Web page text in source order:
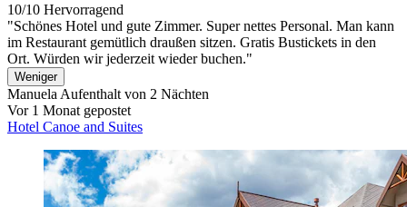
10/10 Hervorragend
"Schönes Hotel und gute Zimmer. Super nettes Personal. Man kann
im Restaurant gemütlich draußen sitzen. Gratis Bustickets in den
Ort. Würden wir jederzeit wieder buchen."
Weniger
Manuela Aufenthalt von 2 Nächten
Vor 1 Monat gepostet
Hotel Canoe and Suites